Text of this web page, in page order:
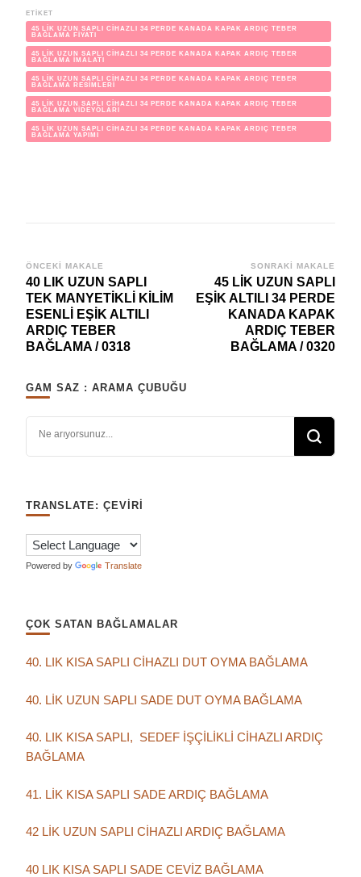
ETIKET
45 LİK UZUN SAPLI CİHAZLI 34 PERDE KANADA KAPAK ARDIÇ TEBER
BAĞLAMA FİYATI
45 LİK UZUN SAPLI CİHAZLI 34 PERDE KANADA KAPAK ARDIÇ TEBER
BAĞLAMA İMALATI
45 LİK UZUN SAPLI CİHAZLI 34 PERDE KANADA KAPAK ARDIÇ TEBER
BAĞLAMA RESİMLERİ
45 LİK UZUN SAPLI CİHAZLI 34 PERDE KANADA KAPAK ARDIÇ TEBER
BAĞLAMA VİDEYOLARI
45 LİK UZUN SAPLI CİHAZLI 34 PERDE KANADA KAPAK ARDIÇ TEBER
BAĞLAMA YAPIMI
Yazı
dolaşımı
ÖNCEKI MAKALE
40 LIK UZUN SAPLI
TEK MANYETİKLİ KİLİM
ESENLİ EŞİK ALTILI
ARDIÇ TEBER
BAĞLAMA / 0318
SONRAKI MAKALE
45 LİK UZUN SAPLI
EŞİK ALTILI 34 PERDE
KANADA KAPAK
ARDIÇ TEBER
BAĞLAMA / 0320
GAM SAZ : ARAMA ÇUBUĞU
TRANSLATE: ÇEVIRI
Powered by Translate
ÇOK SATAN BAĞLAMALAR
40. LIK KISA SAPLI CİHAZLI DUT OYMA BAĞLAMA
40. LİK UZUN SAPLI SADE DUT OYMA BAĞLAMA
40. LIK KISA SAPLI, SEDEF İŞÇİLİKLİ CİHAZLI ARDIÇ
BAĞLAMA
41. LİK KISA SAPLI SADE ARDIÇ BAĞLAMA
42 LİK UZUN SAPLI CİHAZLI ARDIÇ BAĞLAMA
40 LIK KISA SAPLI SADE CEVİZ BAĞLAMA